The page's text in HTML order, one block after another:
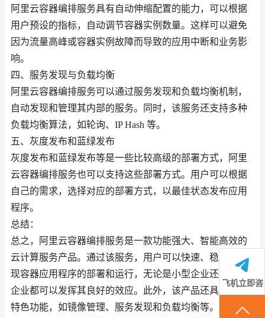
阿里云容器编排服务具有自动伸缩配置的能力，可以根据
用户预设的指标，自动调节容器实例数量。这样可以避免
因为流量高峰或容器实例故障而导致的应用中断和业务影
响。
四、服务发现与负载均衡
阿里云容器编排服务可以通过服务发现和负载均衡机制，
自动发现和管理其内部的服务。同时，该服务还支持多种
负载均衡算法，如轮询、IP Hash 等。
五、灰度发布和蓝绿发布
灰度发布和蓝绿发布等是一些比较高级的部署方式，阿里
云容器编排服务也可以支持这些部署方式。用户可以根据
自己的需求，选择对应的部署方式，以最佳状态发布应用
程序。
总结：
总之，阿里云容器编排服务是一款功能强大、智能高效的
云计算服务产品。通过该服务，用户可以快速、稳定地实
现容器应用程序的部署和运行，无论是小型企业还是大型
企业都可以发挥其良好的效应。此外，该产品还具有多种
特色功能，如镜像管理、服务发现和负载均衡等。在未
飞机立即咨
询